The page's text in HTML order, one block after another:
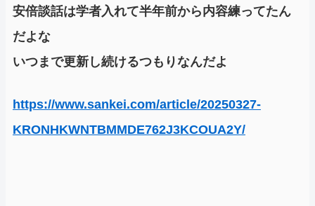
安倍談話は学者入れて半年前から内容練ってたん
だよな
いつまで更新し続けるつもりなんだよ
https://www.sankei.com/article/20250327-
KRONHKWNTBMMDE762J3KCOUA2Y/